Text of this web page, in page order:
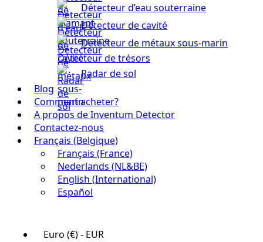
Détecteur d’eau souterraine
Détecteur de cavité
Détecteur de métaux sous-marin
Détecteur de trésors
Radar de sol
Blog
Comment acheter?
A propos de Inventum Detector
Contactez-nous
Français (Belgique)
Français (France)
Nederlands (NL&BE)
English (International)
Español
Euro (€) - EUR